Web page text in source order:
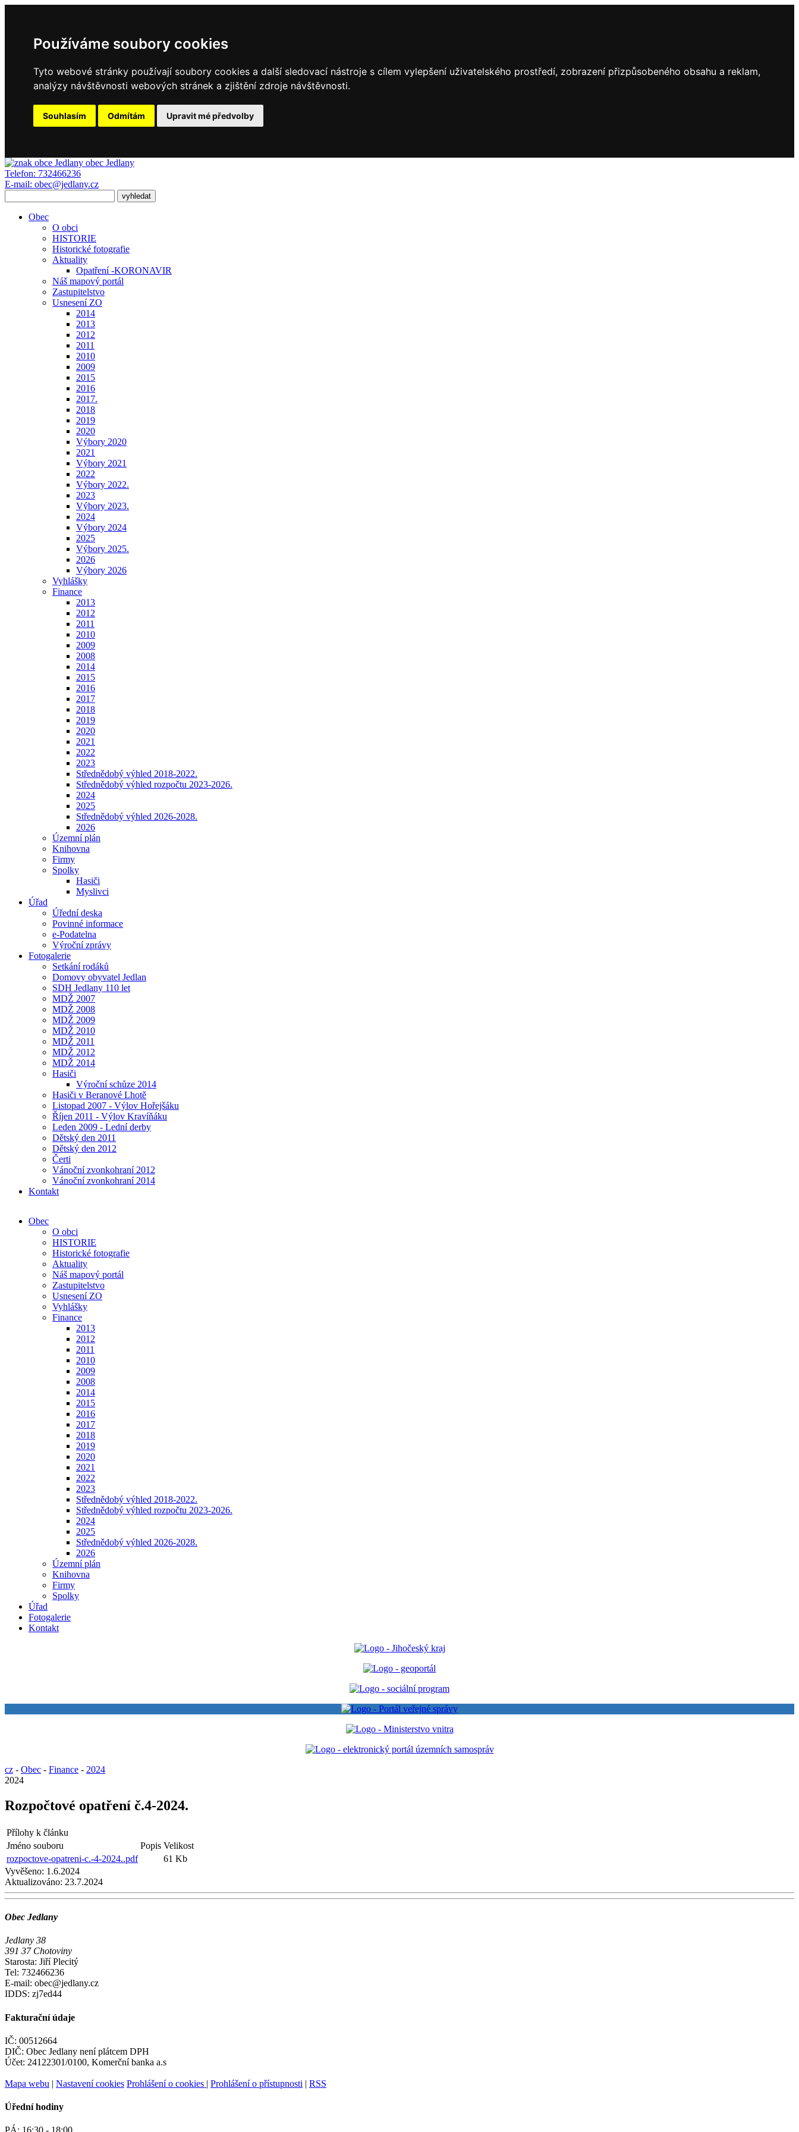
Používáme soubory cookies
Tyto webové stránky používají soubory cookies a další sledovací nástroje s cílem vylepšení uživatelského prostředí, zobrazení přizpůsobeného obsahu a reklam,
analýzy návštěvnosti webových stránek a zjištění zdroje návštěvnosti.
Souhlasím Odmítám Upravit mé předvolby
obec Jedlany
Telefon: 732466236
E-mail: obec@jedlany.cz
Obec
O obci
HISTORIE
Historické fotografie
Aktuality
Opatření -KORONAVIR
Náš mapový portál
Zastupitelstvo
Usnesení ZO
2014
2013
2012
2011
2010
2009
2015
2016
2017.
2018
2019
2020
Výbory 2020
2021
Výbory 2021
2022
Výbory 2022.
2023
Výbory 2023.
2024
Výbory 2024
2025
Výbory 2025.
2026
Výbory 2026
Vyhlášky
Finance
2013
2012
2011
2010
2009
2008
2014
2015
2016
2017
2018
2019
2020
2021
2022
2023
Střednědobý výhled 2018-2022.
Střednědobý výhled rozpočtu 2023-2026.
2024
2025
Střednědobý výhled 2026-2028.
2026
Územní plán
Knihovna
Firmy
Spolky
Hasiči
Myslivci
Úřad
Úřední deska
Povinné informace
e-Podatelna
Výroční zprávy
Fotogalerie
Setkání rodáků
Domovy obyvatel Jedlan
SDH Jedlany 110 let
MDŽ 2007
MDŽ 2008
MDŽ 2009
MDŽ 2010
MDŽ 2011
MDŽ 2012
MDŽ 2014
Hasiči
Výroční schůze 2014
Hasiči v Beranové Lhotě
Listopad 2007 - Výlov Hořejšáku
Říjen 2011 - Výlov Kravíňáku
Leden 2009 - Lední derby
Dětský den 2011
Dětský den 2012
Čerti
Vánoční zvonkohraní 2012
Vánoční zvonkohraní 2014
Kontakt
Obec
O obci
HISTORIE
Historické fotografie
Aktuality
Náš mapový portál
Zastupitelstvo
Usnesení ZO
Vyhlášky
Finance
2013
2012
2011
2010
2009
2008
2014
2015
2016
2017
2018
2019
2020
2021
2022
2023
Střednědobý výhled 2018-2022.
Střednědobý výhled rozpočtu 2023-2026.
2024
2025
Střednědobý výhled 2026-2028.
2026
Územní plán
Knihovna
Firmy
Spolky
Úřad
Fotogalerie
Kontakt
cz - Obec - Finance - 2024
2024
Rozpočtové opatření č.4-2024.
Přílohy k článku
Jméno souboru
Popis Velikost
rozpoctove-opatreni-c.-4-2024..pdf
61 Kb
Vyvěšeno: 1.6.2024
Aktualizováno: 23.7.2024
Obec Jedlany
Jedlany 38
391 37 Chotoviny
Starosta: Jiří Plecitý
Tel: 732466236
E-mail: obec@jedlany.cz
IDDS: zj7ed44
Fakturační údaje
IČ: 00512664
DIČ: Obec Jedlany není plátcem DPH
Účet: 24122301/0100, Komerční banka a.s
Mapa webu | Nastavení cookies Prohlášení o cookies | Prohlášení o přístupnosti | RSS
Úřední hodiny